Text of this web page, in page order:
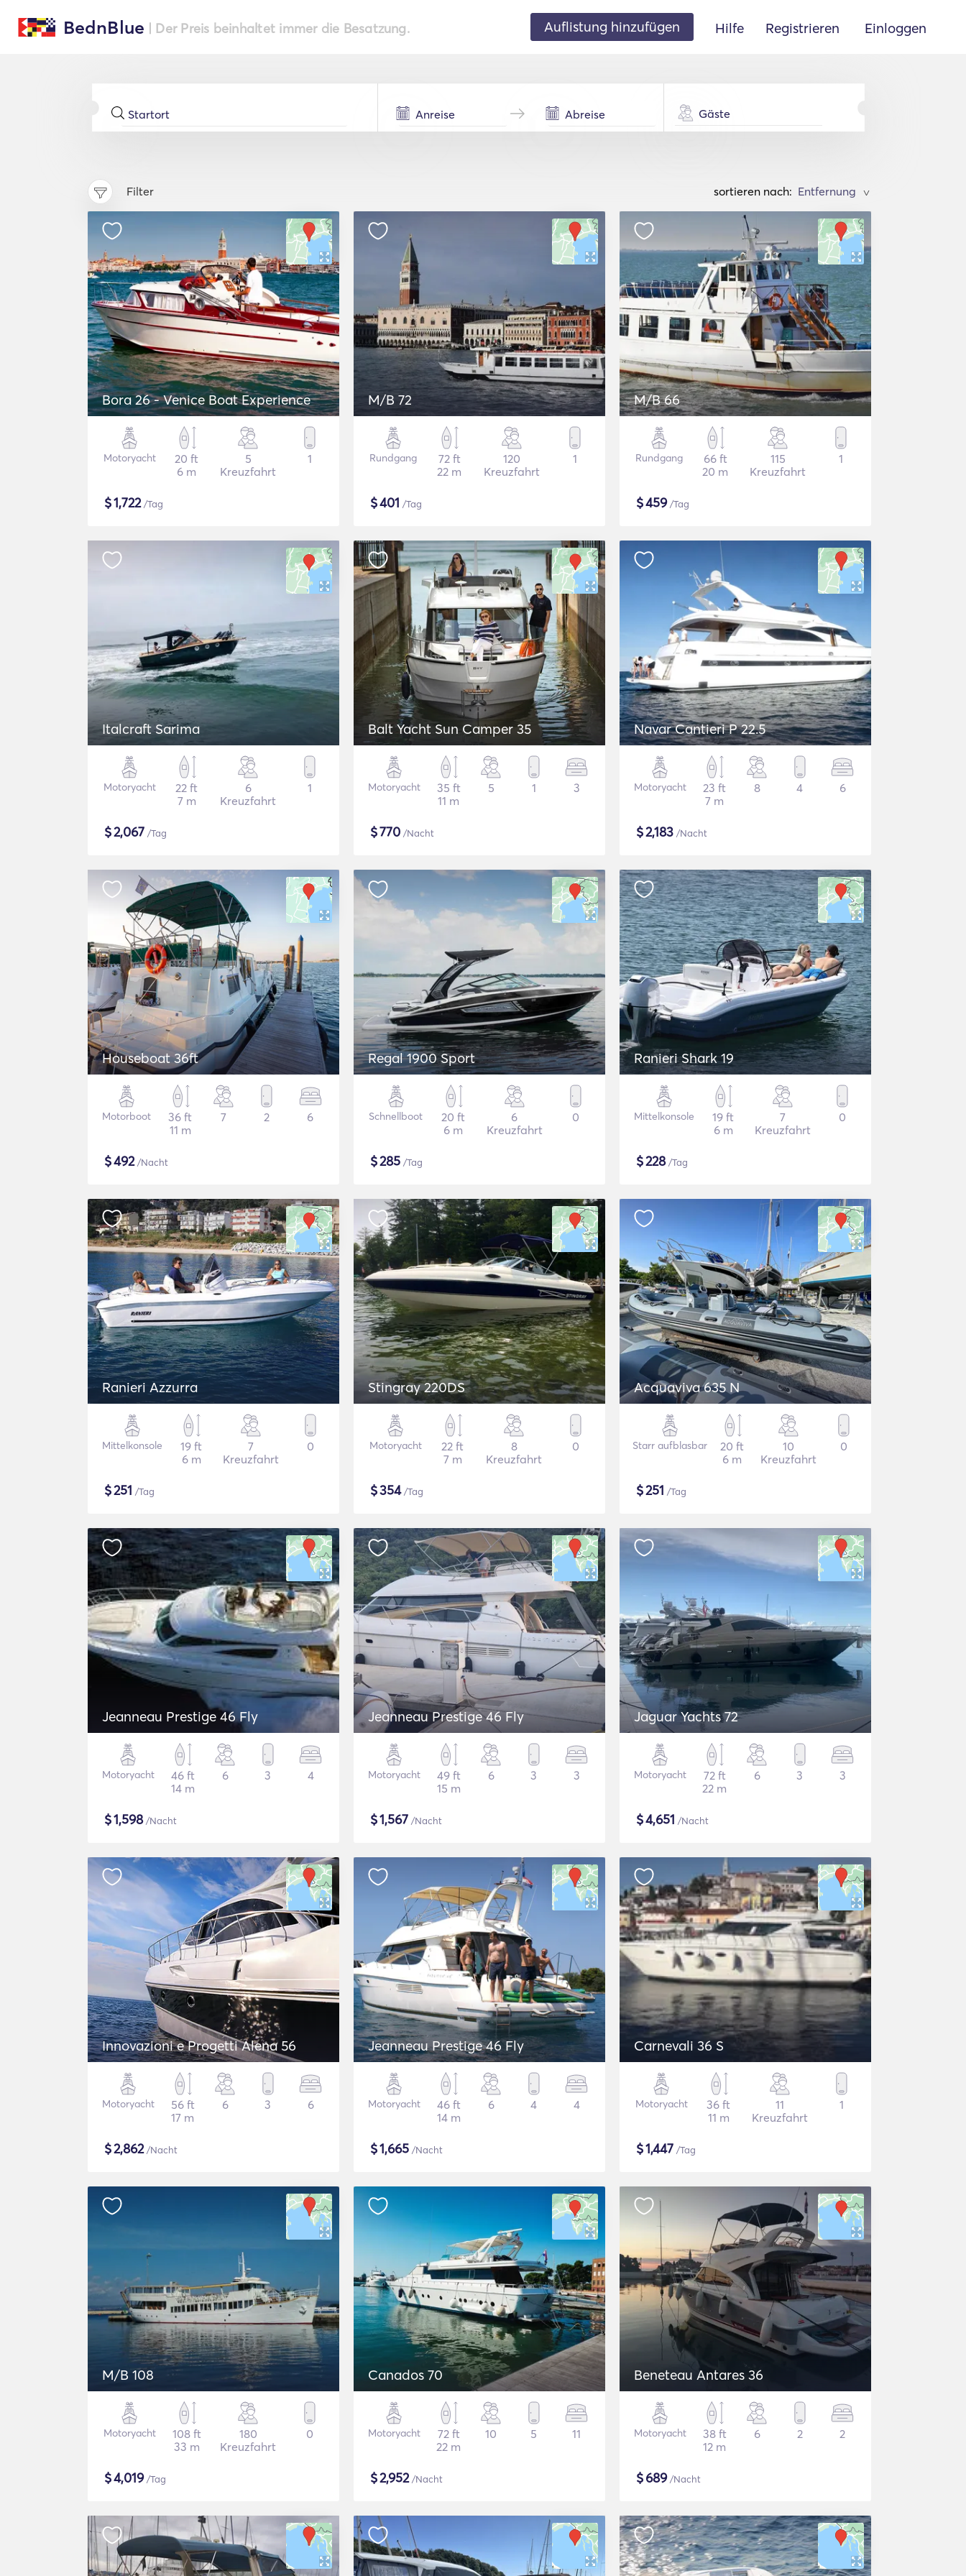
BednBlue | Der Preis beinhaltet immer die Besatzung. Auflistung hinzufügen Hilfe Registrieren Einloggen
Gäste
Filter sortieren nach: >
Bora 26 - Venice Boat Experience
Motoryacht
20 ft
6 m
5
Kreuzfahrt
1
$1,722/Tag
M/B 72
Rundgang
72 ft
22 m
120
Kreuzfahrt
1
$401 /Tag
M/B 66
Rundgang
66 ft
20 m
115
Kreuzfahrt
1
$459/Tag
Italcraft Sarima
Motoryacht
22 ft
7 m
6
Kreuzfahrt
1
$2,067 /Tag
Balt Yacht Sun Camper 35
Motoryacht
35 ft
11 m
5 1 3
$770 /Nacht
Navar Cantieri P 22.5
Motoryacht
23 ft
7 m
8 4 6
$2,183 /Nacht
Houseboat 36ft
Motorboot
36 ft
11 m
7 2 6
$492/Nacht
Regal 1900 Sport
Schnellboot
20 ft
6 m
6
Kreuzfahrt
0
$285 /Tag
Ranieri Shark 19
Mittelkonsole
19 ft
6 m
7
Kreuzfahrt
0
$228/Tag
Ranieri Azzurra
Mittelkonsole
19 ft
6 m
7
Kreuzfahrt
0
$251 /Tag
Stingray 220DS
Motoryacht
22 ft
7 m
8
Kreuzfahrt
0
$354/Tag
Acquaviva 635 N
Starr aufblasbar
20 ft
6 m
10
Kreuzfahrt
0
$251 /Tag
Jeanneau Prestige 46 Fly
Motoryacht
46 ft
14 m
6 3 4
$1,598/Nacht
Jeanneau Prestige 46 Fly
Motoryacht
49 ft
15 m
6 3 3
$1,567 /Nacht
Jaguar Yachts 72
Motoryacht
72 ft
22 m
6 3 3
$4,651 /Nacht
Innovazioni e Progetti Alena 56
Motoryacht
56 ft
17 m
6 3 6
$2,862/Nacht
Jeanneau Prestige 46 Fly
Motoryacht
46 ft
14 m
6 4 4
$1,665 /Nacht
Carnevali 36 S
Motoryacht
36 ft
11 m
11
Kreuzfahrt
1
$1,447 /Tag
M/B 108
Motoryacht
108 ft
33 m
180
Kreuzfahrt
0
$4,019/Tag
Canados 70
Motoryacht
72 ft
22 m
10 5 11
$2,952/Nacht
Beneteau Antares 36
Motoryacht
38 ft
12 m
6 2 2
$689/Nacht